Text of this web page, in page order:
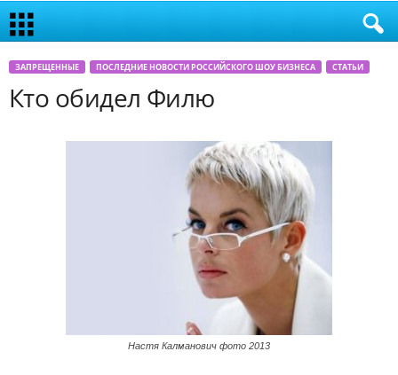
ЗАПРЕЩЕННЫЕ ПОСЛЕДНИЕ НОВОСТИ РОССИЙСКОГО ШОУ БИЗНЕСА СТАТЬИ
Кто обидел Филю
Настя Калманович фото 2013